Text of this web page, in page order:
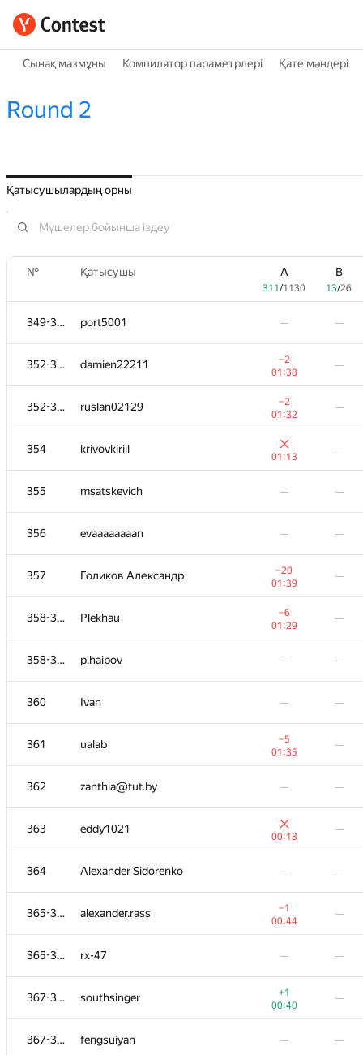
Сынақ мазмұны Компилятор параметрлері Қате мәндері
Round 2
Қатысушылардың орны
№ Қатысушы A
311/1130
B
13/26
349-351 port5001 — —
352-353 damien22211
−2
01:38
—
352-353 ruslan02129
−2
01:32
—
354 krivovkirill
01:13
—
355 msatskevich — —
356 evaaaaaaaan — —
357 Голиков Александр
−20
01:39
—
358-359 Plekhau
−6
01:29
—
358-359 p.haipov — —
360 Ivan — —
361 ualab
−5
01:35
—
362 zanthia@tut.by — —
363 eddy1021
00:13
—
364 Alexander Sidorenko — —
365-366 alexander.rass
−1
00:44
—
365-366 rx-47 — —
367-368 southsinger
+1
00:40
—
367-368 fengsuiyan — —
311/ 1130 13/26
port5001